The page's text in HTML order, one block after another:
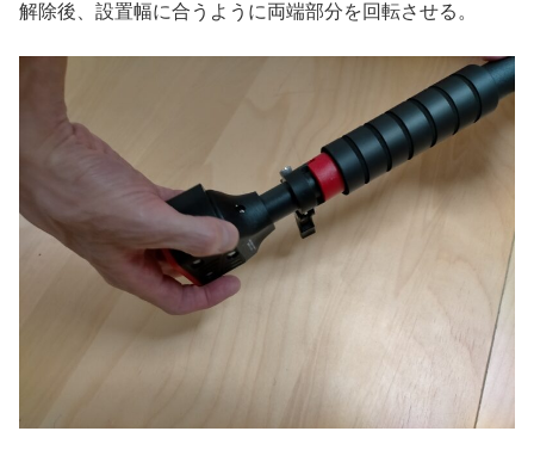
解除後、設置幅に合うように両端部分を回転させる。